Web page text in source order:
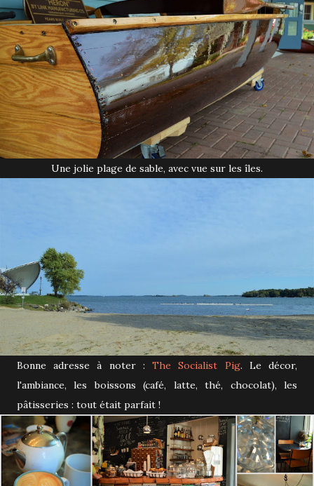
Une jolie plage de sable, avec vue sur les îles.
Bonne adresse à noter :The Socialist Pig. Le décor,
l'ambiance, les boissons (café, latte, thé, chocolat), les
pâtisseries : tout était parfait !